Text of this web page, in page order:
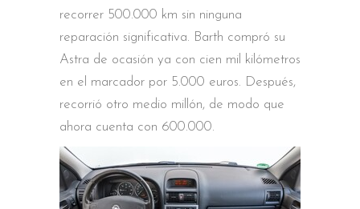
recorrer 500.000 km sin ninguna
reparación significativa. Barth compró su
Astra de ocasión ya con cien mil kilómetros
en el marcador por 5.000 euros. Después,
recorrió otro medio millón, de modo que
ahora cuenta con 600.000.